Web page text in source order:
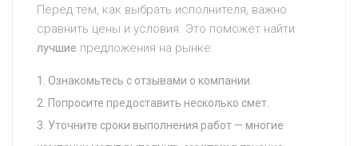
Перед тем, как выбрать исполнителя, важно
сравнить цены и условия. Это поможет найти
лучшие предложения на рынке:
Ознакомьтесь с отзывами о компании.
Попросите предоставить несколько смет.
Уточните сроки выполнения работ — многие